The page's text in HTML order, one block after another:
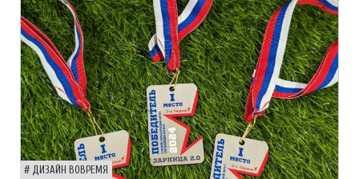
ДИЗАЙН ВОВРЕМЯ